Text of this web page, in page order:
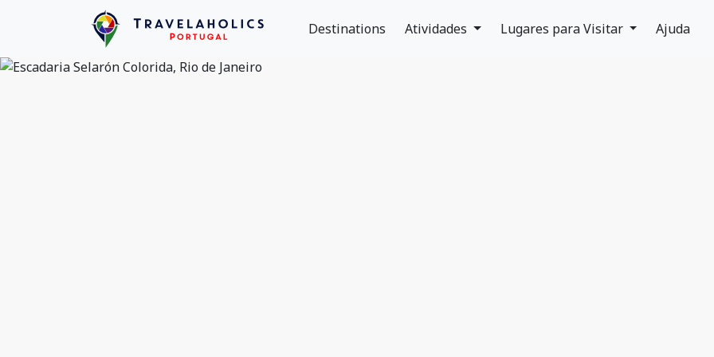
Destinations Atividades Lugares para Visitar Ajuda